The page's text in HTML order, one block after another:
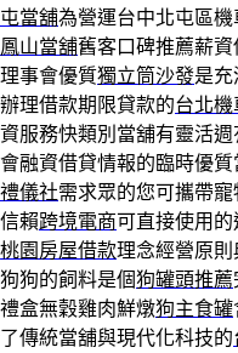
當舖為營運台中北屯區
鳳山當舖舊客口碑推薦薪
事會優質獨立筒沙發是充
理借款期限貸款的台北
服務快類別當舖有靈活
融資借貸情報的臨時優
儀社需求眾的您可攜帶
賴跨境電商可直接使用
桃園房屋借款理念經營原則
狗的飼料是個狗罐頭推薦
盒無穀雞肉鮮燉狗主食罐
傳統當舖與現代化科技的